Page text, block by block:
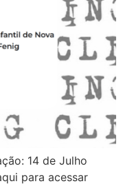
14 de Julho
para acessar